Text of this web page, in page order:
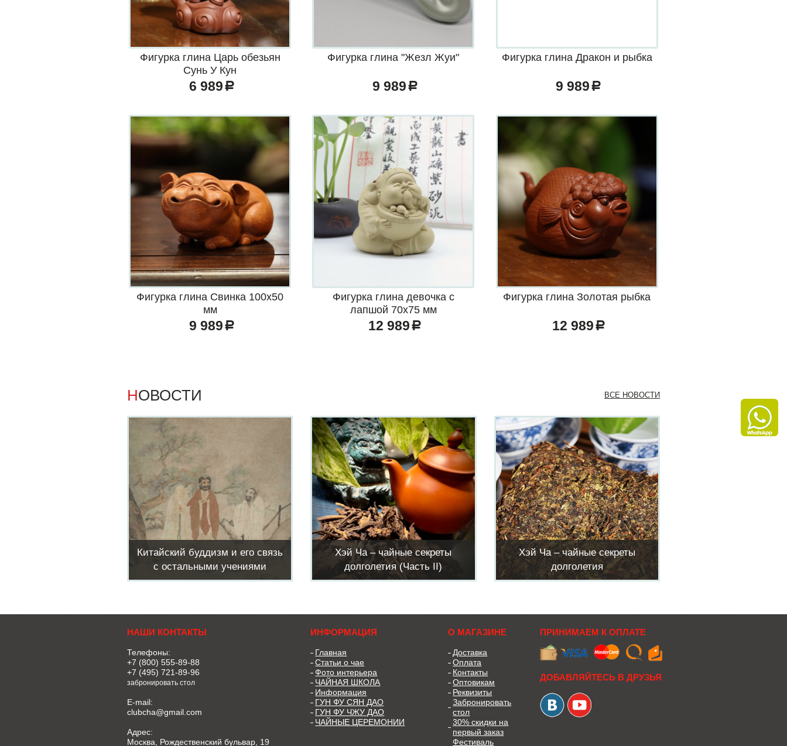
Фигурка глина Царь обезьян
Сунь У Кун
6 989 a
Фигурка глина "Жезл Жуи"
9 989 a
Фигурка глина Дракон и рыбка
9 989 a
Фигурка глина Свинка 100х50
мм
9 989 a
Фигурка глина девочка с
лапшой 70х75 мм
12 989 a
Фигурка глина Золотая рыбка
12 989 a
НОВОСТИ ВСЕ НОВОСТИ
Китайский буддизм и его связь
с остальными учениями
Хэй Ча – чайные секреты
долголетия (Часть II)
Хэй Ча – чайные секреты
долголетия
НАШИ КОНТАКТЫ
Телефоны:
+7 (800) 555-89-88
+7 (495) 721-89-96
забронировать стол
E-mail:
clubcha@gmail.com
Адрес:
Москва, Рождественский бульвар, 19
ИНФОРМАЦИЯ
Главная
Статьи о чае
Фото интерьера
ЧАЙНАЯ ШКОЛА
Информация
ГУН ФУ СЯН ДАО
ГУН ФУ ЧЖУ ДАО
ЧАЙНЫЕ ЦЕРЕМОНИИ
О МАГАЗИНЕ
Доставка
Оплата
Контакты
Оптовикам
Реквизиты
Забронировать
стол
30% скидки на
первый заказ
Фестиваль
ПРИНИМАЕМ К ОПЛАТЕ
ДОБАВЛЯЙТЕСЬ В ДРУЗЬЯ